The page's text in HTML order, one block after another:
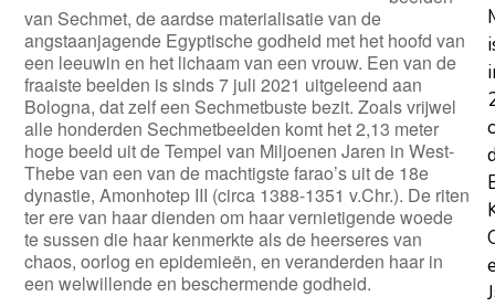
van Sechmet, de aardse materialisatie van de
angstaanjagende Egyptische godheid met het hoofd van
een leeuwin en het lichaam van een vrouw. Een van de
fraaiste beelden is sinds 7 juli 2021 uitgeleend aan
Bologna, dat zelf een Sechmetbuste bezit. Zoals vrijwel
alle honderden Sechmetbeelden komt het 2,13 meter
hoge beeld uit de Tempel van Miljoenen Jaren in West-
Thebe van een van de machtigste farao’s uit de 18e
dynastie, Amonhotep III (circa 1388-1351 v.Chr.). De riten
ter ere van haar dienden om haar vernietigende woede
te sussen die haar kenmerkte als de heerseres van
chaos, oorlog en epidemieën, en veranderden haar in
een welwillende en beschermende godheid.